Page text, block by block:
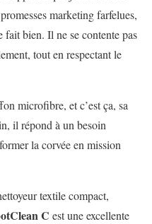
marketing farfelues,
bien. Il ne se contente pas
tout en respectant le
microfibre, et c’est ça, sa
il répond à un besoin
la corvée en mission
textile compact,
C est une excellente